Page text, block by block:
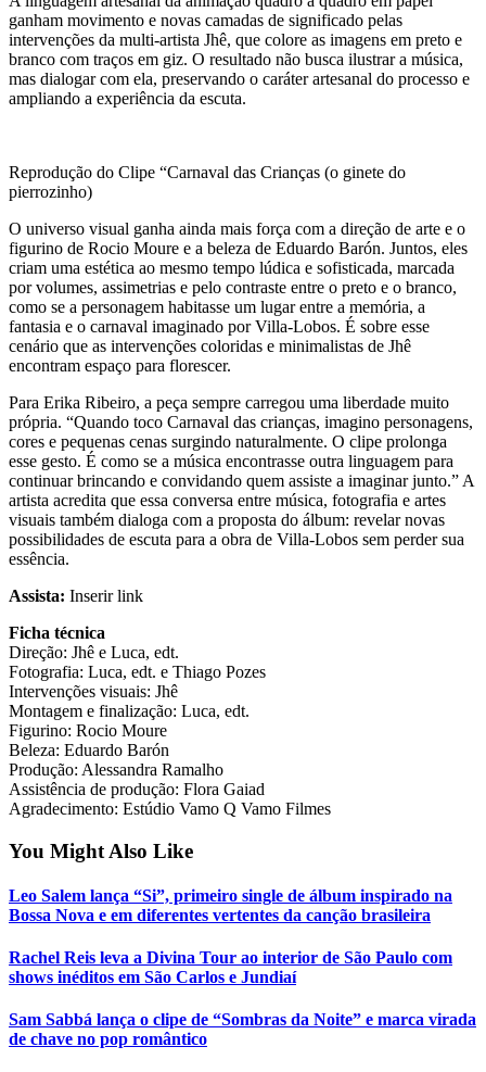
ganham movimento e novas camadas de significado pelas
intervenções da multi-artista Jhê, que colore as imagens em preto e
branco com traços em giz. O resultado não busca ilustrar a música,
mas dialogar com ela, preservando o caráter artesanal do processo e
ampliando a experiência da escuta.
Reprodução do Clipe “Carnaval das Crianças (o ginete do
pierrozinho)
O universo visual ganha ainda mais força com a direção de arte e o
figurino de Rocio Moure e a beleza de Eduardo Barón. Juntos, eles
criam uma estética ao mesmo tempo lúdica e sofisticada, marcada
por volumes, assimetrias e pelo contraste entre o preto e o branco,
como se a personagem habitasse um lugar entre a memória, a
fantasia e o carnaval imaginado por Villa-Lobos. É sobre esse
cenário que as intervenções coloridas e minimalistas de Jhê
encontram espaço para florescer.
Para Erika Ribeiro, a peça sempre carregou uma liberdade muito
própria. “Quando toco Carnaval das crianças, imagino personagens,
cores e pequenas cenas surgindo naturalmente. O clipe prolonga
esse gesto. É como se a música encontrasse outra linguagem para
continuar brincando e convidando quem assiste a imaginar junto.” A
artista acredita que essa conversa entre música, fotografia e artes
visuais também dialoga com a proposta do álbum: revelar novas
possibilidades de escuta para a obra de Villa-Lobos sem perder sua
essência.
Assista: Inserir link
Ficha técnica
Direção: Jhê e Luca, edt.
Fotografia: Luca, edt. e Thiago Pozes
Intervenções visuais: Jhê
Montagem e finalização: Luca, edt.
Figurino: Rocio Moure
Beleza: Eduardo Barón
Produção: Alessandra Ramalho
Assistência de produção: Flora Gaiad
Agradecimento: Estúdio Vamo Q Vamo Filmes
You Might Also Like
Leo Salem lança “Si”, primeiro single de álbum inspirado na
Bossa Nova e em diferentes vertentes da canção brasileira
Rachel Reis leva a Divina Tour ao interior de São Paulo com
shows inéditos em São Carlos e Jundiaí
Sam Sabbá lança o clipe de “Sombras da Noite” e marca virada
de chave no pop romântico